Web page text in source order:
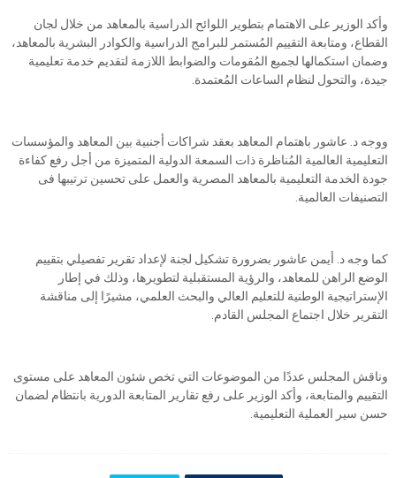
وأكد الوزير على الاهتمام بتطوير اللوائح الدراسية بالمعاهد من خلال لجان
القطاع، ومتابعة التقييم المُستمر للبرامج الدراسية والكوادر البشرية بالمعاهد،
وضمان استكمالها لجميع المُقومات والضوابط اللازمة لتقديم خدمة تعليمية
جيدة، والتحول لنظام الساعات المُعتمدة.
ووجه د. عاشور باهتمام المعاهد بعقد شراكات أجنبية بين المعاهد والمؤسسات
التعليمية العالمية المُناظرة ذات السمعة الدولية المتميزة من أجل رفع كفاءة
جودة الخدمة التعليمية بالمعاهد المصرية والعمل على تحسين ترتيبها فى
التصنيفات العالمية.
كما وجه د. أيمن عاشور بضرورة تشكيل لجنة لإعداد تقرير تفصيلي بتقييم
الوضع الراهن للمعاهد، والرؤية المستقبلية لتطويرها، وذلك في إطار
الإستراتيجية الوطنية للتعليم العالي والبحث العلمي، مشيرًا إلى مناقشة
التقرير خلال اجتماع المجلس القادم.
وناقش المجلس عددًا من الموضوعات التي تخص شئون المعاهد على مستوى
التقييم والمتابعة، وأكد الوزير على رفع تقارير المتابعة الدورية بانتظام لضمان
حسن سير العملية التعليمية.